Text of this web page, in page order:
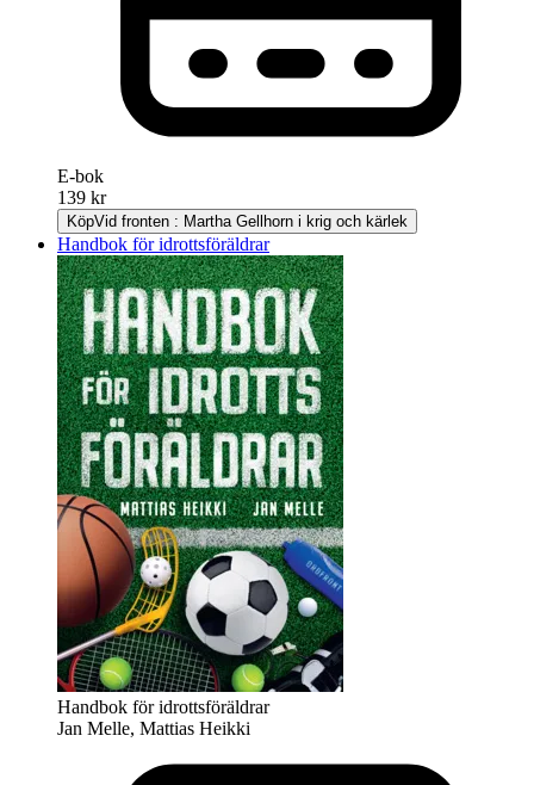
E-bok
139 kr
KöpVid fronten : Martha Gellhorn i krig och kärlek
Handbok för idrottsföräldrar
Handbok för idrottsföräldrar
Jan Melle, Mattias Heikki